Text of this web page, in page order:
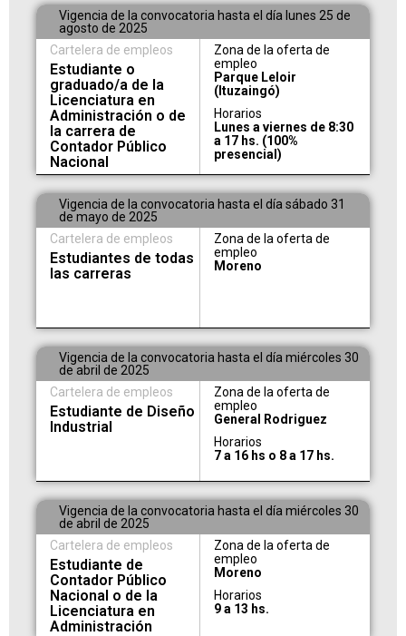
Vigencia de la convocatoria hasta el día lunes 25 de
agosto de 2025
Cartelera de empleos
Estudiante o
graduado/a de la
Licenciatura en
Administración o de
la carrera de
Contador Público
Nacional
Zona de la oferta de
empleo
Parque Leloir
(Ituzaingó)
Horarios
Lunes a viernes de 8:30
a 17 hs. (100%
presencial)
Vigencia de la convocatoria hasta el día sábado 31
de mayo de 2025
Cartelera de empleos
Estudiantes de todas
las carreras
Zona de la oferta de
empleo
Moreno
Vigencia de la convocatoria hasta el día miércoles 30
de abril de 2025
Cartelera de empleos
Estudiante de Diseño
Industrial
Zona de la oferta de
empleo
General Rodriguez
Horarios
7 a 16 hs o 8 a 17 hs.
Vigencia de la convocatoria hasta el día miércoles 30
de abril de 2025
Cartelera de empleos
Estudiante de
Contador Público
Nacional o de la
Licenciatura en
Administración
Zona de la oferta de
empleo
Moreno
Horarios
9 a 13 hs.